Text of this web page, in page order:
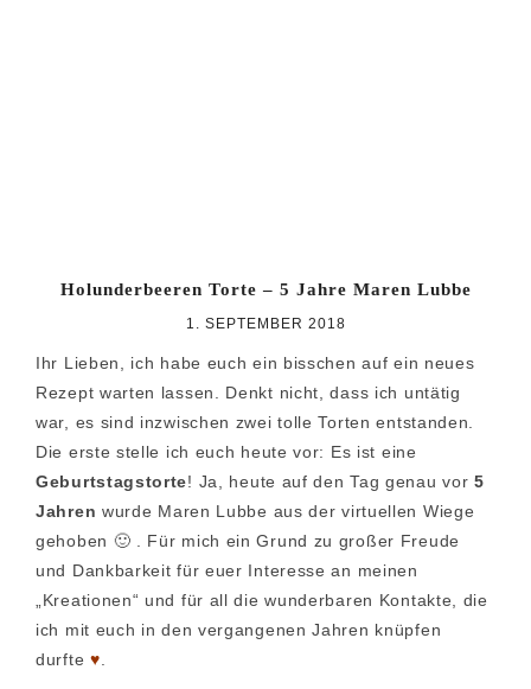
Holunderbeeren Torte – 5 Jahre Maren Lubbe
1. SEPTEMBER 2018
Ihr Lieben, ich habe euch ein bisschen auf ein neues
Rezept warten lassen. Denkt nicht, dass ich untätig
war, es sind inzwischen zwei tolle Torten entstanden.
Die erste stelle ich euch heute vor: Es ist eine
Geburtstagstorte! Ja, heute auf den Tag genau vor5
Jahren wurde Maren Lubbe aus der virtuellen Wiege
gehoben 🙂 . Für mich ein Grund zu großer Freude
und Dankbarkeit für euer Interesse an meinen
„Kreationen“ und für all die wunderbaren Kontakte, die
ich mit euch in den vergangenen Jahren knüpfen
durfte ♥